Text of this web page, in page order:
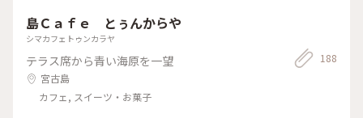
島Ｃａｆｅ とぅんからや
シマカフェトゥンカラヤ
テラス席から青い海原を一望
宮古島
カフェ, スイーツ・お菓子
188